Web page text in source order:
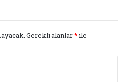
Gerekli alanlar*ile